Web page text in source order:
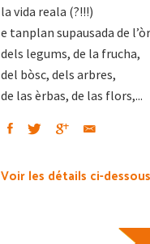
la vida reala (?!!!)
e tanplan supausada de
dels legums, de la frucha,
del bòsc, dels arbres,
de las èrbas, de las flors,...
Voir les détails ci-dessous